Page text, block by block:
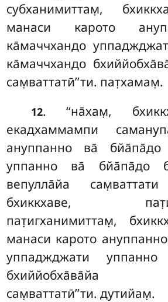
субханимиттам̣,
манаси карото
ка̄маччхандо
ка̄маччхандо
сам̣ваттатӣ’’ти. пат̣хамам̣.
12. ‘‘на̄хам̣,
екадхаммампи
ануппанно ва̄ бйа̄па̄до
уппанно ва̄ бйа̄па̄до
вепулла̄йа
бхиккхаве,
пат̣игханимиттам̣,
манаси карото
уппаджджати
бхиййобха̄ва̄йа
сам̣ваттатӣ’’ти. дутийам̣.